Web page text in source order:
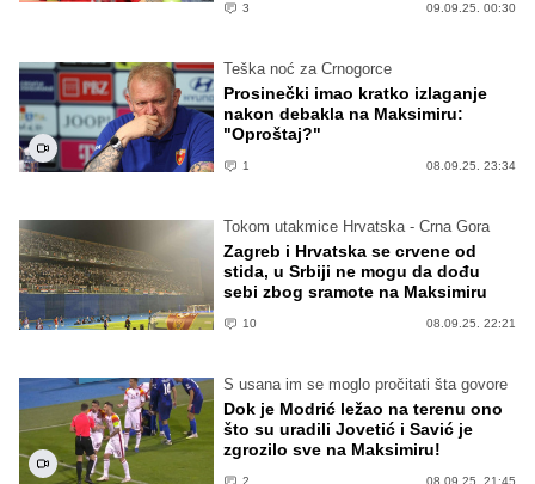
3 09.09.25. 00:30
Teška noć za Crnogorce
Prosinečki imao kratko izlaganje
nakon debakla na Maksimiru:
"Oproštaj?"
1 08.09.25. 23:34
Tokom utakmice Hrvatska - Crna Gora
Zagreb i Hrvatska se crvene od
stida, u Srbiji ne mogu da dođu
sebi zbog sramote na Maksimiru
10 08.09.25. 22:21
S usana im se moglo pročitati šta govore
Dok je Modrić ležao na terenu ono
što su uradili Jovetić i Savić je
zgrozilo sve na Maksimiru!
2 08.09.25. 21:45